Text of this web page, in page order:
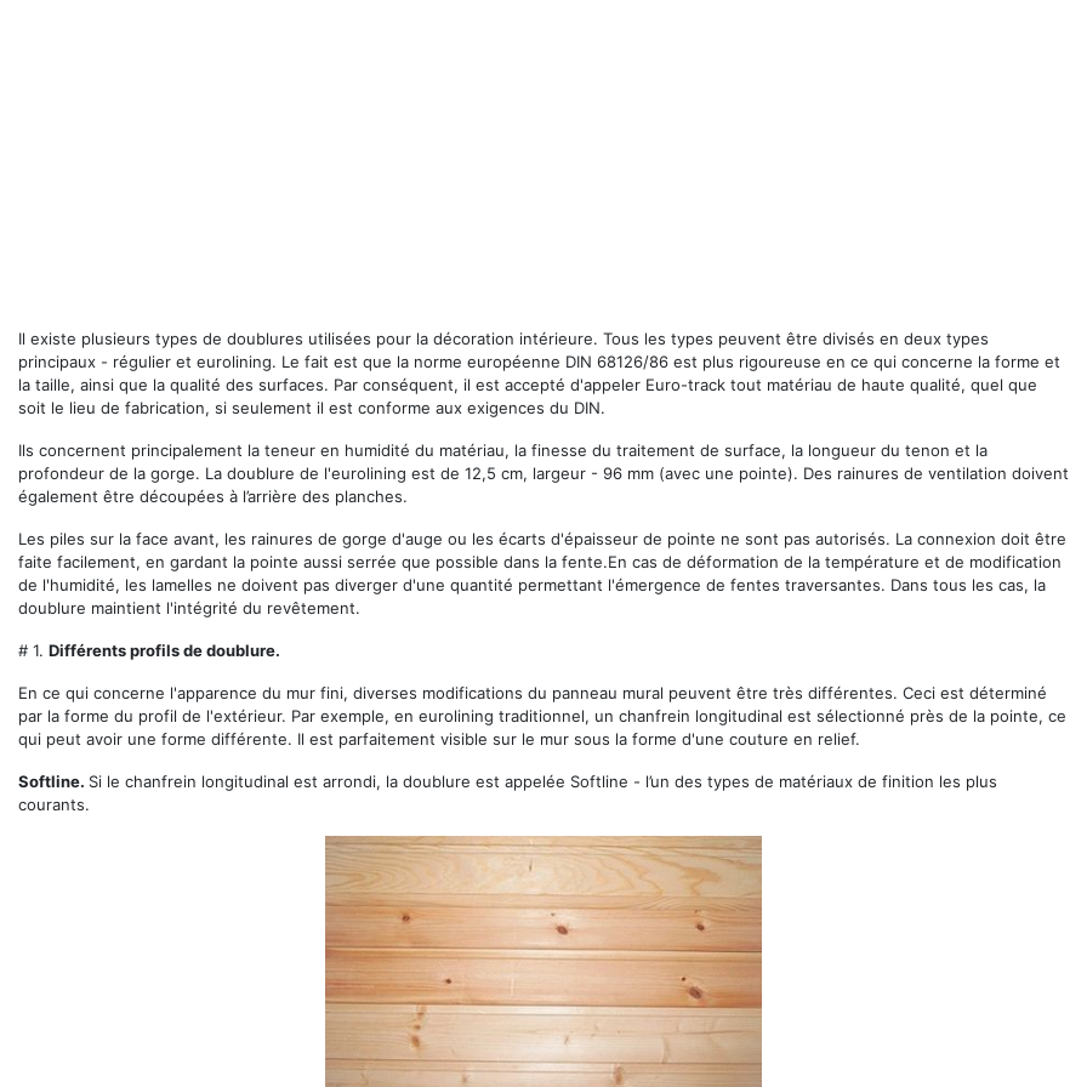
Il existe plusieurs types de doublures utilisées pour la décoration intérieure. Tous les types peuvent être divisés en deux types
principaux - régulier et eurolining. Le fait est que la norme européenne DIN 68126/86 est plus rigoureuse en ce qui concerne la forme et
la taille, ainsi que la qualité des surfaces. Par conséquent, il est accepté d'appeler Euro-track tout matériau de haute qualité, quel que
soit le lieu de fabrication, si seulement il est conforme aux exigences du DIN.
Ils concernent principalement la teneur en humidité du matériau, la finesse du traitement de surface, la longueur du tenon et la
profondeur de la gorge. La doublure de l'eurolining est de 12,5 cm, largeur - 96 mm (avec une pointe). Des rainures de ventilation doivent
également être découpées à l’arrière des planches.
Les piles sur la face avant, les rainures de gorge d'auge ou les écarts d'épaisseur de pointe ne sont pas autorisés. La connexion doit être
faite facilement, en gardant la pointe aussi serrée que possible dans la fente.En cas de déformation de la température et de modification
de l'humidité, les lamelles ne doivent pas diverger d'une quantité permettant l'émergence de fentes traversantes. Dans tous les cas, la
doublure maintient l'intégrité du revêtement.
# 1. Différents profils de doublure.
En ce qui concerne l'apparence du mur fini, diverses modifications du panneau mural peuvent être très différentes. Ceci est déterminé
par la forme du profil de l'extérieur. Par exemple, en eurolining traditionnel, un chanfrein longitudinal est sélectionné près de la pointe, ce
qui peut avoir une forme différente. Il est parfaitement visible sur le mur sous la forme d'une couture en relief.
Softline. Si le chanfrein longitudinal est arrondi, la doublure est appelée Softline - l’un des types de matériaux de finition les plus
courants.